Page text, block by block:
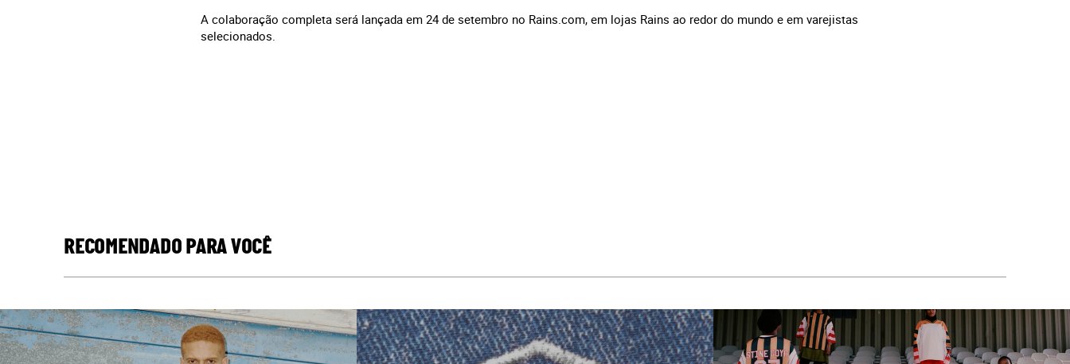
A colaboração completa será lançada em 24 de setembro no Rains.com, em lojas Rains ao redor do mundo e em varejistas
selecionados.
RECOMENDADO PARA VOCÊ